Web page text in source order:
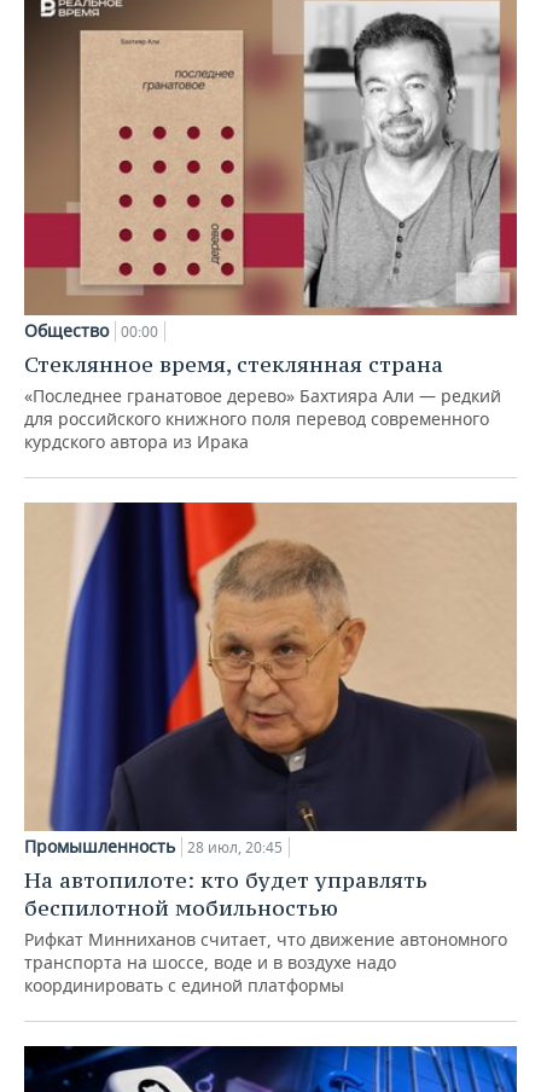
Общество 00:00
Стеклянное время, стеклянная страна
«Последнее гранатовое дерево» Бахтияра Али — редкий
для российского книжного поля перевод современного
курдского автора из Ирака
Промышленность 28 июл, 20:45
На автопилоте: кто будет управлять
беспилотной мобильностью
Рифкат Минниханов считает, что движение автономного
транспорта на шоссе, воде и в воздухе надо
координировать с единой платформы